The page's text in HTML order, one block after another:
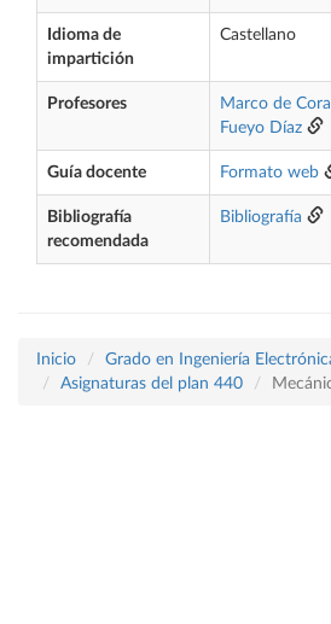
Idioma de
impartición
Castellano
Profesores Marco de
Fueyo Díaz
Guía docente Formato web
Bibliografía
recomendada
Bibliografía
Inicio
Grado en Ingeniería
Asignaturas del plan 440